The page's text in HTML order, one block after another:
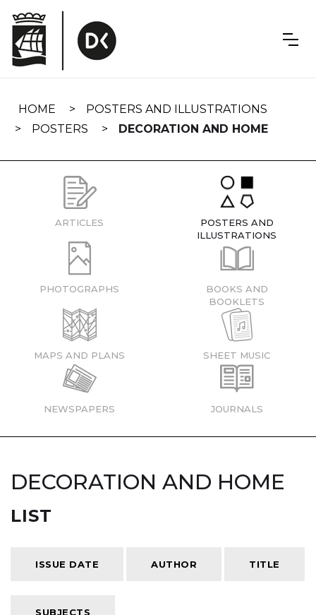
navigation
HOME
POSTERS AND ILLUSTRATIONS
POSTERS
DECORATION AND HOME
ARTICLES
POSTERS AND
ILLUSTRATIONS
PHOTOGRAPHS
BOOKS AND
BOOKLETS
MAPS AND PLANS SHEET MUSIC
NEWSPAPERS JOURNALS
DECORATION AND HOME
LIST